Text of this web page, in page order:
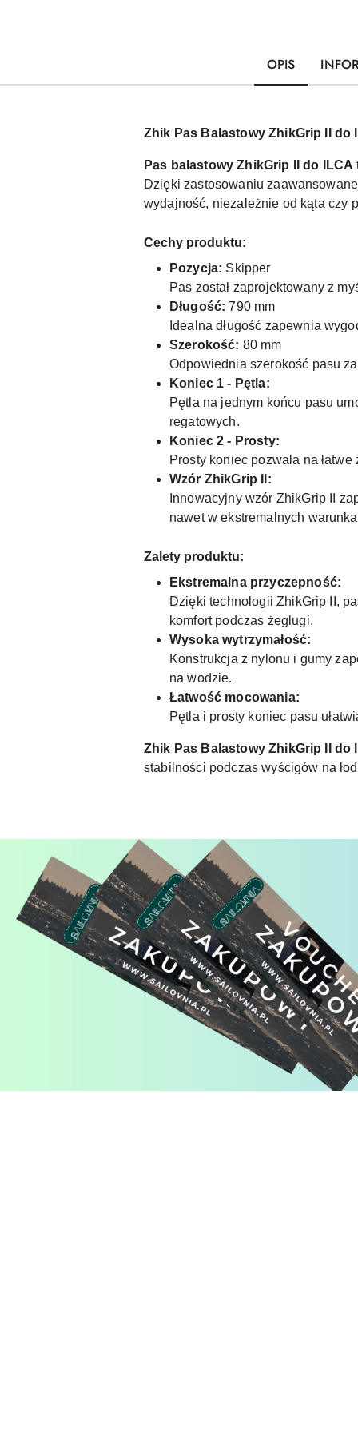
OPIS
Zhik Pas Balastowy ZhikGrip II do
Pas balastowy ZhikGrip II do ILCA
Dzięki zastosowaniu
wydajność, niezależnie od kąta czy
Cechy produktu:
Pozycja: Skipper
Pas został zaprojektowany z
Długość: 790 mm
Idealna długość zapewnia
Szerokość: 80 mm
Odpowiednia szerokość pasu
Koniec 1 - Pętla:
Pętla na jednym końcu pasu
regatowych.
Koniec 2 - Prosty:
Prosty koniec pozwala na
Wzór ZhikGrip II:
Innowacyjny wzór ZhikGrip II
nawet w ekstremalnych
Zalety produktu:
Ekstremalna przyczepność:
Dzięki technologii ZhikGrip II,
komfort podczas żeglugi.
Wysoka wytrzymałość:
Konstrukcja z nylonu i gumy
na wodzie.
Łatwość mocowania:
Pętla i prosty koniec pasu
Zhik Pas Balastowy ZhikGrip II do
stabilności podczas wyścigów na